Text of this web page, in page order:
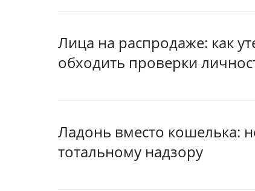
Лица на распродаже: как
обходить проверки
Ладонь вместо кошелька:
тотальному надзору